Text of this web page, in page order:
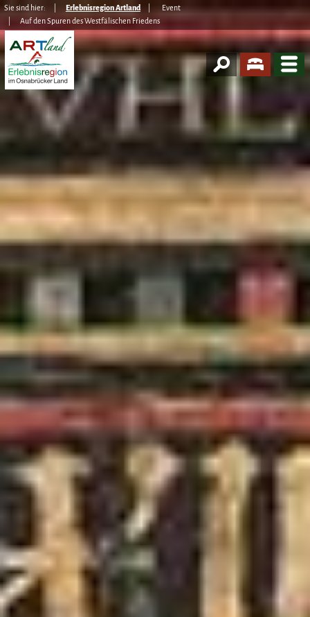
Sie sind hier: Erlebnisregion Artland
Event
Auf den Spuren des Westfälischen Friedens